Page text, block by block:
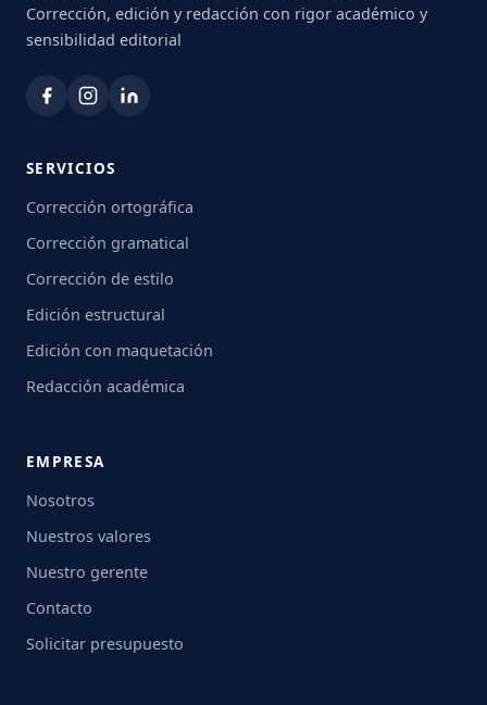
Corrección, edición y redacción con rigor académico y
sensibilidad editorial
SERVICIOS
Corrección ortográfica
Corrección gramatical
Corrección de estilo
Edición estructural
Edición con maquetación
Redacción académica
EMPRESA
Nosotros
Nuestros valores
Nuestro gerente
Contacto
Solicitar presupuesto